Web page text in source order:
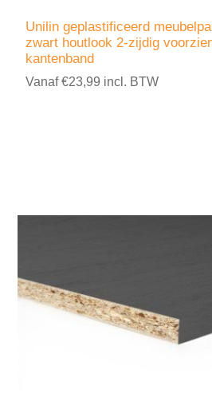
Unilin geplastificeerd
zwart houtlook 2-zijdig
kantenband
Vanaf €23,99 incl. BTW